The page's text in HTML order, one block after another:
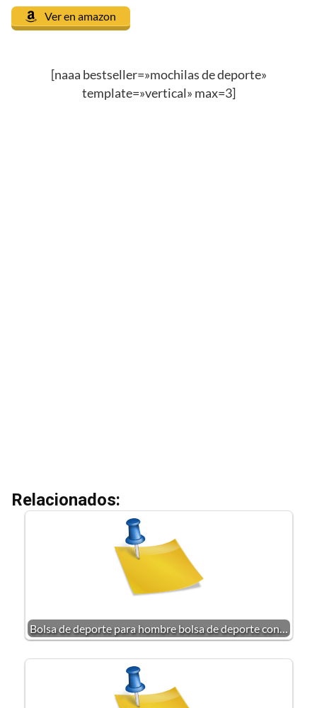
Ver en amazon
[naaa bestseller=»mochilas de deporte»
template=»vertical» max=3]
Relacionados:
Bolsa de deporte para hombre bolsa de deporte con…